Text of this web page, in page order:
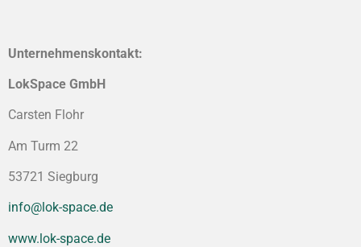
Unternehmenskontakt:
LokSpace GmbH
Carsten Flohr
Am Turm 22
53721 Siegburg
info@lok-space.de
www.lok-space.de